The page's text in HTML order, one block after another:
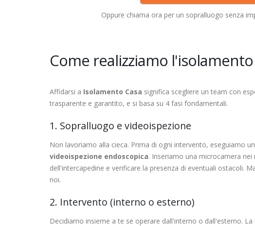
Oppure chiama ora per un sopralluogo senza
Come realizziamo
Affidarsi a Isolamento Casa significa scegliere un team con
trasparente e garantito, e si basa su 4 fasi fondamentali.
1. Sopralluogo e videoispezione
Non lavoriamo alla cieca. Prima di ogni intervento, eseguiamo
videoispezione endoscopica. Inseriamo una microcamera
dell'intercapedine e verificare la presenza di eventuali ostacoli.
noi.
2. Intervento (interno o esterno)
Decidiamo insieme a te se operare dall'interno o dall'esterno.